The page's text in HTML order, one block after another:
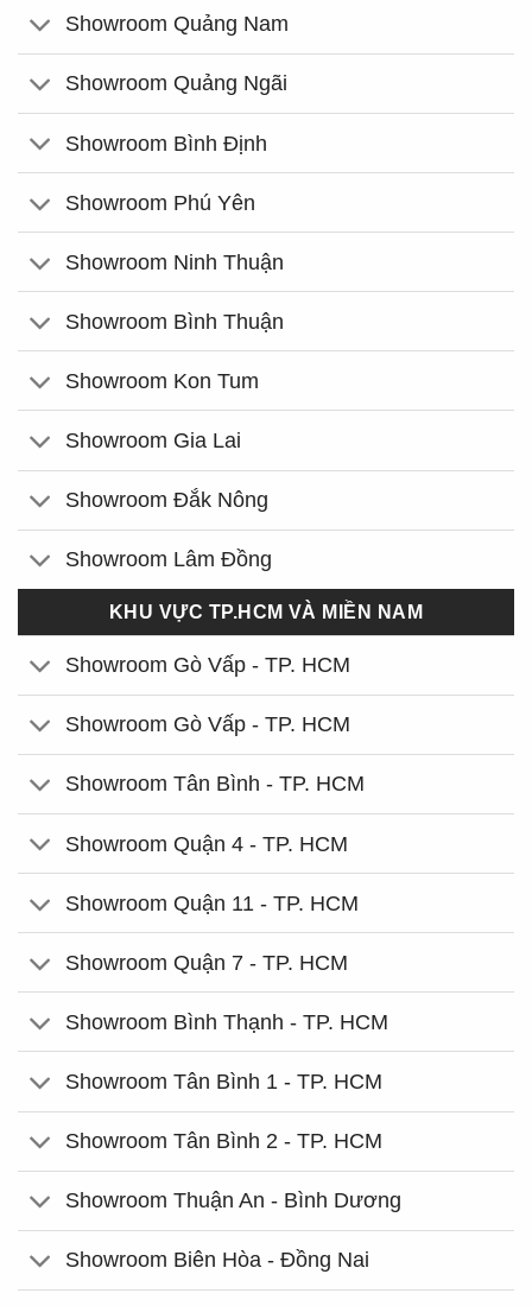
Showroom Quảng Nam
Showroom Quảng Ngãi
Showroom Bình Định
Showroom Phú Yên
Showroom Ninh Thuận
Showroom Bình Thuận
Showroom Kon Tum
Showroom Gia Lai
Showroom Đắk Nông
Showroom Lâm Đồng
KHU VỰC TP.HCM VÀ MIỀN NAM
Showroom Gò Vấp - TP. HCM
Showroom Gò Vấp - TP. HCM
Showroom Tân Bình - TP. HCM
Showroom Quận 4 - TP. HCM
Showroom Quận 11 - TP. HCM
Showroom Quận 7 - TP. HCM
Showroom Bình Thạnh - TP. HCM
Showroom Tân Bình 1 - TP. HCM
Showroom Tân Bình 2 - TP. HCM
Showroom Thuận An - Bình Dương
Showroom Biên Hòa - Đồng Nai